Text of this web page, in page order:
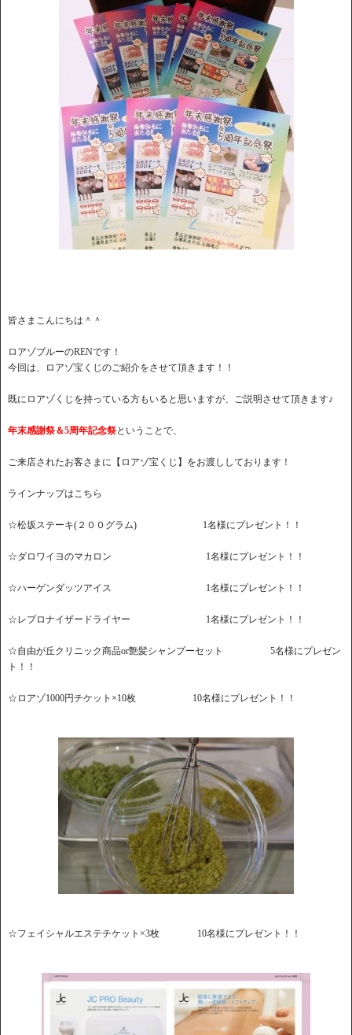
皆さまこんにちは＾＾
ロアゾブルーのRENです！
今回は、ロアゾ宝くじのご紹介をさせて頂きます！！
既にロアゾくじを持っている方もいると思いますが、ご説明させて頂きます♪
年末感謝祭＆5周年記念祭ということで、
ご来店されたお客さまに【ロアゾ宝くじ】をお渡ししております！
ラインナップはこちら
☆松坂ステーキ(２００グラム) 1名様にプレゼント！！
☆ダロワイヨのマカロン 1名様にプレゼント！！
☆ハーゲンダッツアイス 1名様にプレゼント！！
☆レプロナイザードライヤー 1名様にプレゼント！！
☆自由が丘クリニック商品or艶髪シャンプーセット 5名様にプレゼン
ト！！
☆ロアゾ1000円チケット×10枚 10名様にプレゼント！！
☆フェイシャルエステチケット×3枚 10名様にプレゼント！！